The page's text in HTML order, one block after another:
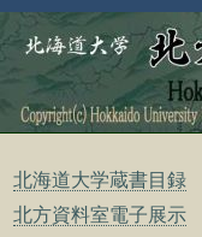
北海道大学蔵書目録
北方資料室電子展示